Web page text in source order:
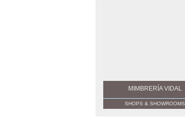
MIMBRERÍA VIDAL
SHOPS & SHOWROOMS